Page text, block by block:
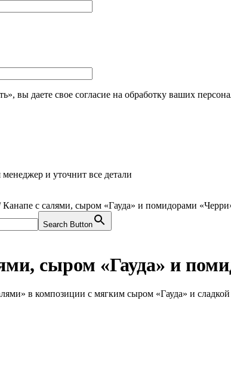
вы даете свое согласие на обработку ваших
и уточнит все детали
Канапе с салями, сыром «Гауда» и помидорами
Search Button
сыром «Гауда» и
в композиции с мягким сыром «Гауда» и